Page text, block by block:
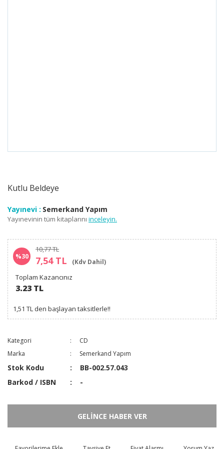
Kutlu Beldeye
Yayınevi : Semerkand Yapım
Yayınevinin tüm kitaplarını inceleyin.
%30
10,77 TL
7,54 TL (Kdv Dahil)
Toplam Kazancınız
3.23 TL
1,51 TL den başlayan taksitlerle!!
Kategori
CD
Marka
Semerkand Yapım
Stok Kodu
BB-002.57.043
Barkod / ISBN
-
GELİNCE HABER VER